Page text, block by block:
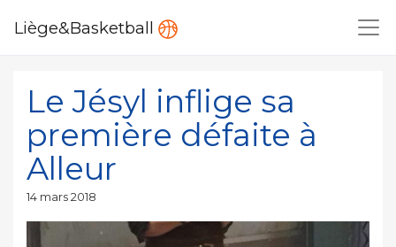
Liège&Basketball
Le Jésyl inflige sa
première défaite à
Alleur
Publié
14 mars 2018